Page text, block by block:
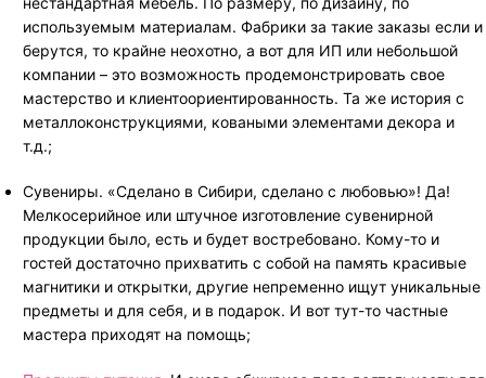
используемым материалам. Фабрики за такие заказы если и
берутся, то крайне неохотно, а вот для ИП или небольшой
компании – это возможность продемонстрировать свое
мастерство и клиентоориентированность. Та же история с
металлоконструкциями, коваными элементами декора и
т.д.;
Сувениры. «Сделано в Сибири, сделано с любовью»! Да!
Мелкосерийное или штучное изготовление сувенирной
продукции было, есть и будет востребовано. Кому-то и
гостей достаточно прихватить с собой на память красивые
магнитики и открытки, другие непременно ищут уникальные
предметы и для себя, и в подарок. И вот тут-то частные
мастера приходят на помощь;